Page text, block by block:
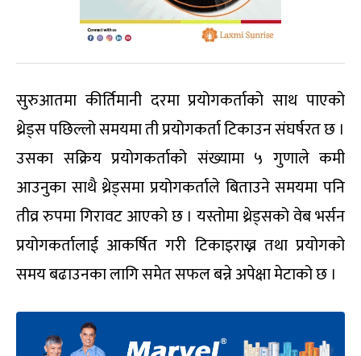
सुरुआतमा कीर्तिमानी दरमा प्रयोगकर्ताको साथ पाएको
थ्रेड्स पछिल्लो समयमा ती प्रयोगकर्ता टिकाउन संघर्षरत छ ।
उसका सक्रिय प्रयोगकर्ताको संख्यामा ५ गुणाले कमी
आउनुका साथै थ्रेड्समा प्रयोगकर्ताले बिताउने समयमा पनि
तीव्र रुपमा गिरावट आएको छ । यस्तोमा थ्रेड्सको वेब भर्सन
प्रयोगकर्तालाई आकर्षित गरी टिकाइराख्न तथा प्रयोगको
समय बढाउनका लागि समेत सफल बन्ने अपेक्षा मेटाको छ ।